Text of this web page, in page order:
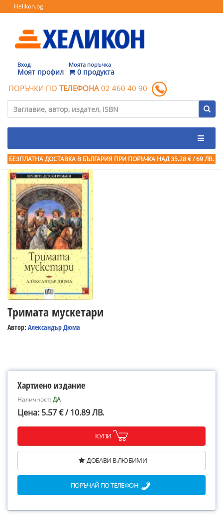
Helikon.bg
Вход
Моят профил
Моята поръчка
0 продукта
ПОРЪЧКИ ПО ТЕЛЕФОНА 02 460 40 90
БЕЗПЛАТНА ДОСТАВКА В БЪЛГАРИЯ ПРИ ПОРЪЧКА НАД 35.28 € / 69 ЛВ.
Тримата мускетари
Автор: Александър Дюма
Хартиено издание
Наличност:ДА
Цена: 5.57 € / 10.89 ЛВ.
КУПИ
ДОБАВИ В ЛЮБИМИ
ПОРЪЧАЙ ПО ТЕЛЕФОН